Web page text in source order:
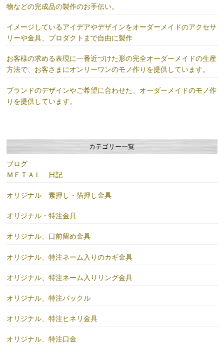
物などの完成品の製作のお手伝い。
イメージしているアイデアやデザインをオーダーメイドのアクセサ
リーや金具、プロダクトまで自由に製作
お客様の求める表現に一番近づけた形の完全オーダーメイドの生産
方法で、お客さまにオンリーワンのモノ作りを提供しています。
ブランドのデザインやご希望に合わせた、オーダーメイドのモノ作
りを提供しています。
カテゴリー一覧
ブログ
ＭＥＴＡＬ 日記
オリジナル 素押し・箔押し金具
オリジナル・特注金具
オリジナル、口前留め金具
オリジナル、特注ネーム入りのカギ金具
オリジナル、特注ネーム入りリング金具
オリジナル、特注バックル
オリジナル、特注ヒネリ金具
オリジナル、特注口金